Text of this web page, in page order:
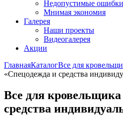
Недопустимые
Мнимая экономия
Галерея
Наши проекты
Видеогалерея
Акции
ГлавнаяКаталогВсе для
«Спецодежда и средства
Все для
средства